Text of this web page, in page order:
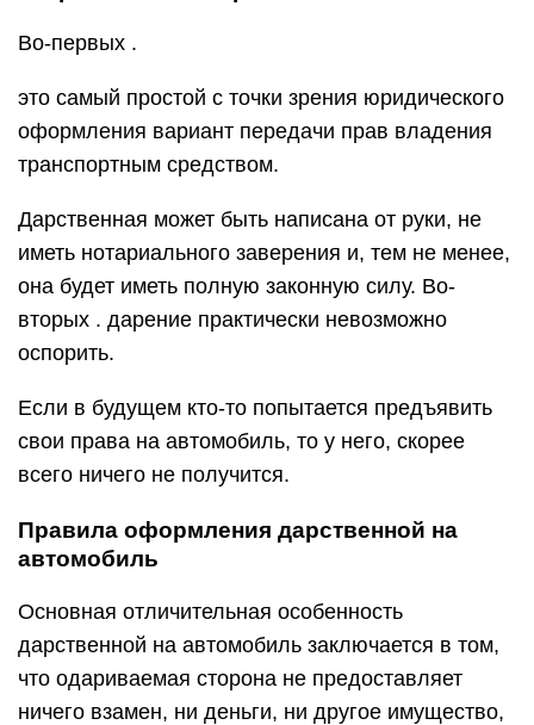
Во-первых .
это самый простой с точки зрения юридического
оформления вариант передачи прав владения
транспортным средством.
Дарственная может быть написана от руки, не
иметь нотариального заверения и, тем не менее,
она будет иметь полную законную силу. Во-
вторых . дарение практически невозможно
оспорить.
Если в будущем кто-то попытается предъявить
свои права на автомобиль, то у него, скорее
всего ничего не получится.
Правила оформления дарственной на
автомобиль
Основная отличительная особенность
дарственной на автомобиль заключается в том,
что одариваемая сторона не предоставляет
ничего взамен, ни деньги, ни другое имущество,